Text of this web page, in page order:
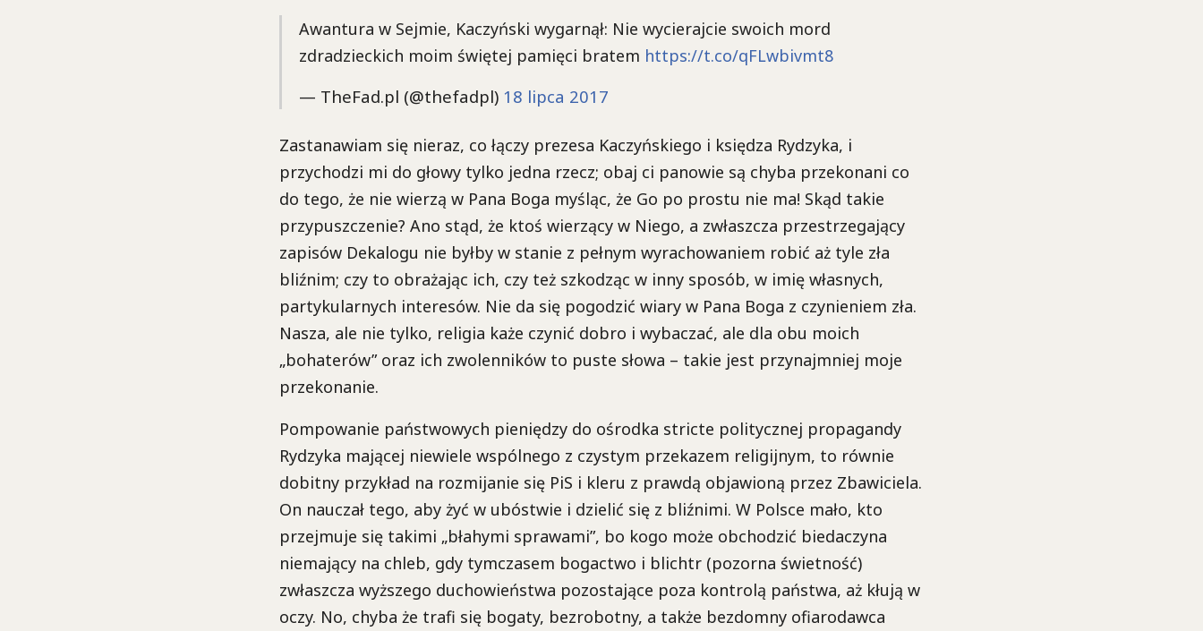
Awantura w Sejmie, Kaczyński wygarnął: Nie wycierajcie swoich mord
zdradzieckich moim świętej pamięci bratem https://t.co/qFLwbivmt8
— TheFad.pl (@thefadpl) 18 lipca 2017
Zastanawiam się nieraz, co łączy prezesa Kaczyńskiego i księdza Rydzyka, i
przychodzi mi do głowy tylko jedna rzecz; obaj ci panowie są chyba przekonani co
do tego, że nie wierzą w Pana Boga myśląc, że Go po prostu nie ma! Skąd takie
przypuszczenie? Ano stąd, że ktoś wierzący w Niego, a zwłaszcza przestrzegający
zapisów Dekalogu nie byłby w stanie z pełnym wyrachowaniem robić aż tyle zła
bliźnim; czy to obrażając ich, czy też szkodząc w inny sposób, w imię własnych,
partykularnych interesów. Nie da się pogodzić wiary w Pana Boga z czynieniem zła.
Nasza, ale nie tylko, religia każe czynić dobro i wybaczać, ale dla obu moich
„bohaterów” oraz ich zwolenników to puste słowa – takie jest przynajmniej moje
przekonanie.
Pompowanie państwowych pieniędzy do ośrodka stricte politycznej propagandy
Rydzyka mającej niewiele wspólnego z czystym przekazem religijnym, to równie
dobitny przykład na rozmijanie się PiS i kleru z prawdą objawioną przez Zbawiciela.
On nauczał tego, aby żyć w ubóstwie i dzielić się z bliźnimi. W Polsce mało, kto
przejmuje się takimi „błahymi sprawami”, bo kogo może obchodzić biedaczyna
niemający na chleb, gdy tymczasem bogactwo i blichtr (pozorna świetność)
zwłaszcza wyższego duchowieństwa pozostające poza kontrolą państwa, aż kłują w
oczy. No, chyba że trafi się bogaty, bezrobotny, a także bezdomny ofiarodawca